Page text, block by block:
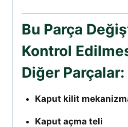
Bu Parça
Kontrol
Diğer Parçalar:
Kaput kilit
Kaput açma teli